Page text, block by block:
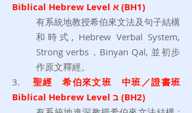
Biblical Hebrew Level א (BH1)
有系統地教授希伯來文法及句子結構
和時式, Hebrew Verbal System,
Strong verbs，Binyan Qal, 並初步
作原文釋經。
3. 聖經 希伯來文班 中班／證書班
Biblical Hebrew Level ב (BH2)